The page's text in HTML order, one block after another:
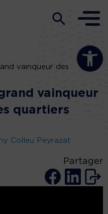
Ouvrir la
vainqueur des
vainqueur
quartiers
Colleu Peyrazat
Partager